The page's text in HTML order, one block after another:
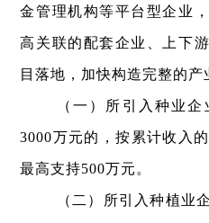
金管理机构等平台型企业
高关联的配套企业、上下
目落地，加快构造完整的产
（一）所引入种业
3000万元的，按累计收入
最高支持500万元。
（二）所引入种植业